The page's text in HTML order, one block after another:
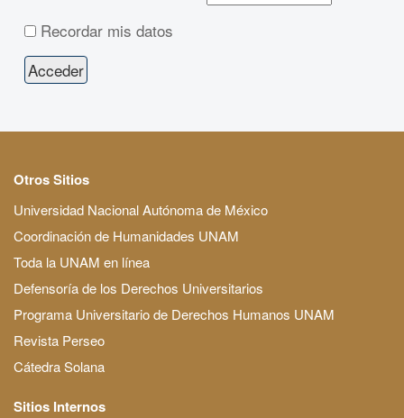
Recordar mis datos
Otros Sitios
Universidad Nacional Autónoma de México
Coordinación de Humanidades UNAM
Toda la UNAM en línea
Defensoría de los Derechos Universitarios
Programa Universitario de Derechos Humanos UNAM
Revista Perseo
Cátedra Solana
Sitios Internos